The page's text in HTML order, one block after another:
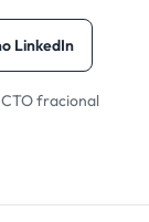
LinkedIn
fracional